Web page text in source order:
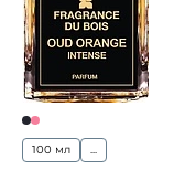
100 мл ...